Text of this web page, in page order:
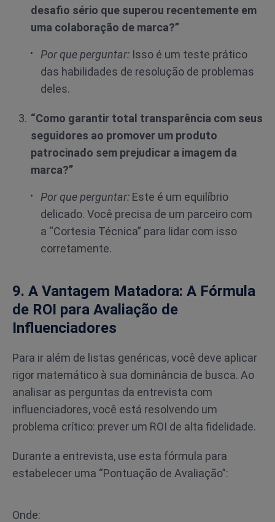
desafio sério que superou recentemente em
uma colaboração de marca?”
Por que perguntar: Isso é um teste prático
das habilidades de resolução de problemas
deles.
“Como garantir total transparência com seus
seguidores ao promover um produto
patrocinado sem prejudicar a imagem da
marca?”
Por que perguntar: Este é um equilíbrio
delicado. Você precisa de um parceiro com
a “Cortesia Técnica” para lidar com isso
corretamente.
9. A Vantagem Matadora: A Fórmula
de ROI para Avaliação de
Influenciadores
Para ir além de listas genéricas, você deve aplicar
rigor matemático à sua dominância de busca. Ao
analisar as perguntas da entrevista com
influenciadores, você está resolvendo um
problema crítico: prever um ROI de alta fidelidade.
Durante a entrevista, use esta fórmula para
estabelecer uma “Pontuação de Avaliação”:
Onde: